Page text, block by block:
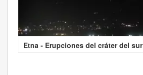
Etna - Erupciones del cráter del sur